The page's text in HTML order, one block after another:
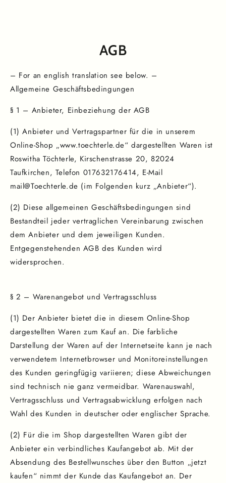
AGB
– For an english translation see below. –
Allgemeine Geschäftsbedingungen
§ 1 – Anbieter, Einbeziehung der AGB
(1) Anbieter und Vertragspartner für die in unserem
Online-Shop „www.toechterle.de“ dargestellten Waren ist
Roswitha Töchterle, Kirschenstrasse 20, 82024
Taufkirchen, Telefon 017632176414, E-Mail
mail@Toechterle.de (im Folgenden kurz „Anbieter“).
(2) Diese allgemeinen Geschäftsbedingungen sind
Bestandteil jeder vertraglichen Vereinbarung zwischen
dem Anbieter und dem jeweiligen Kunden.
Entgegenstehenden AGB des Kunden wird
widersprochen.
§ 2 – Warenangebot und Vertragsschluss
(1) Der Anbieter bietet die in diesem Online-Shop
dargestellten Waren zum Kauf an. Die farbliche
Darstellung der Waren auf der Internetseite kann je nach
verwendetem Internetbrowser und Monitoreinstellungen
des Kunden geringfügig variieren; diese Abweichungen
sind technisch nie ganz vermeidbar. Warenauswahl,
Vertragsschluss und Vertragsabwicklung erfolgen nach
Wahl des Kunden in deutscher oder englischer Sprache.
(2) Für die im Shop dargestellten Waren gibt der
Anbieter ein verbindliches Kaufangebot ab. Mit der
Absendung des Bestellwunsches über den Button „jetzt
kaufen“ nimmt der Kunde das Kaufangebot an. Der